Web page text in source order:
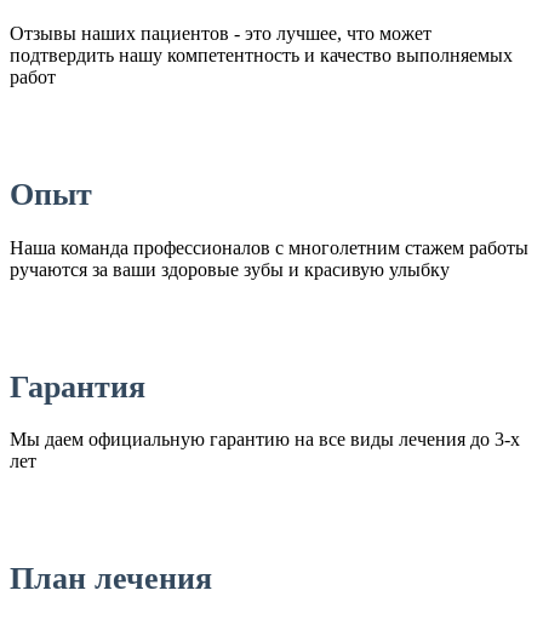
Отзывы наших пациентов - это лучшее, что может
подтвердить нашу компетентность и качество выполняемых
работ
Опыт
Наша команда профессионалов с многолетним стажем работы
ручаются за ваши здоровые зубы и красивую улыбку
Гарантия
Мы даем официальную гарантию на все виды лечения до 3-х
лет
План лечения